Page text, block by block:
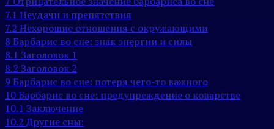
7.1 Неудачи и препятствия
7.2 Нехорошие отношения с окружающими
8 Барбарис во сне: знак энергии и силы
8.1 Заголовок 1
8.2 Заголовок 2
9 Барбарис во сне: потеря чего-то важного
10Барбарис во сне: предупреждение о коварстве
10.1 Заключение
10.2 Другие сны: